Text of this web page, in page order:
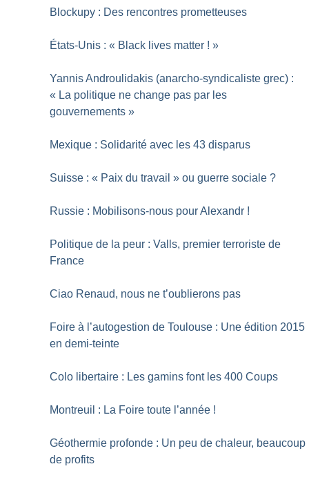
Blockupy : Des rencontres prometteuses
États-Unis : « Black lives matter ! »
Yannis Androulidakis (anarcho-syndicaliste grec) :
« La politique ne change pas par les
gouvernements »
Mexique : Solidarité avec les 43 disparus
Suisse : « Paix du travail » ou guerre sociale ?
Russie : Mobilisons-nous pour Alexandr !
Politique de la peur : Valls, premier terroriste de
France
Ciao Renaud, nous ne t’oublierons pas
Foire à l’autogestion de Toulouse : Une édition 2015
en demi-teinte
Colo libertaire : Les gamins font les 400 Coups
Montreuil : La Foire toute l’année !
Géothermie profonde : Un peu de chaleur, beaucoup
de profits